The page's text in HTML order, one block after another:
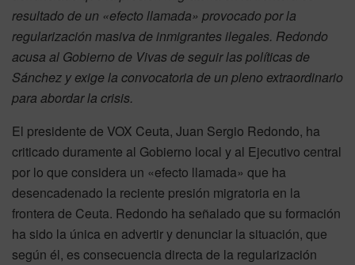
resultado de un «efecto llamada» provocado por la
regularización masiva de inmigrantes ilegales. Redondo
acusa al Gobierno de Vivas de seguir las políticas de
Sánchez y exige la convocatoria de un pleno extraordinario
para abordar la crisis.
El presidente de VOX Ceuta, Juan Sergio Redondo, ha
criticado duramente al Gobierno local y al Ejecutivo central
por lo que considera un «efecto llamada» que ha
desencadenado la reciente presión migratoria en la
frontera de Ceuta. Redondo ha señalado que su formación
ha sido la única en advertir y denunciar la situación, que
según él, es consecuencia directa de la regularización